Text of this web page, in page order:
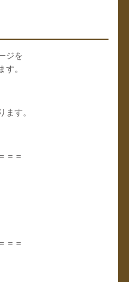
ジを
す。
ます。
＝＝
＝＝